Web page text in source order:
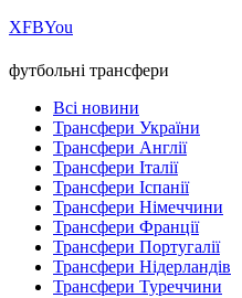
ХFBYou
футбольні трансфери
Всі новини
Трансфери України
Трансфери Англії
Трансфери Італії
Трансфери Іспанії
Трансфери Німеччини
Трансфери Франції
Трансфери Португалії
Трансфери Нідерландів
Трансфери Туреччини